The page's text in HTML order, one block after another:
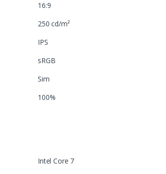
16:9
250 cd/m²
IPS
sRGB
Sim
100%
Intel Core 7